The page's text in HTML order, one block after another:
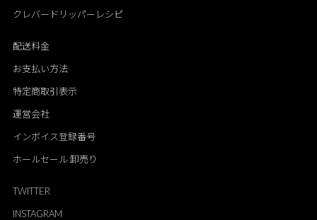
クレバードリッパーレシピ
配送料金
お支払い方法
特定商取引表示
運営会社
インボイス登録番号
ホールセール 卸売り
TWITTER
INSTAGRAM